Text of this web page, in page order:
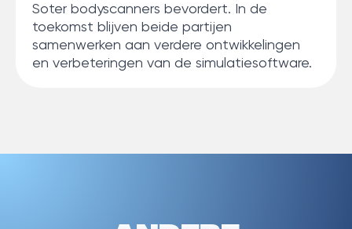
Soter bodyscanners bevordert. In de
toekomst blijven beide partijen
samenwerken aan verdere ontwikkelingen
en verbeteringen van de simulatiesoftware.